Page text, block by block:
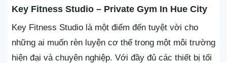
Key Fitness Studio – Private Gym In Hue City
Key Fitness Studio là một điểm đến tuyệt vời cho
những ai muốn rèn luyện cơ thể trong một môi trường
hiện đại và chuyên nghiệp. Với đầy đủ các thiết bị tối